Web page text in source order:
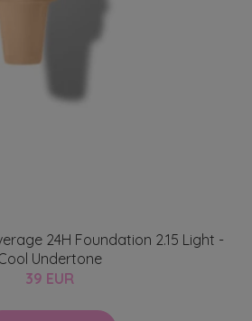
24H Foundation 2.15 Light -
Undertone
39 EUR